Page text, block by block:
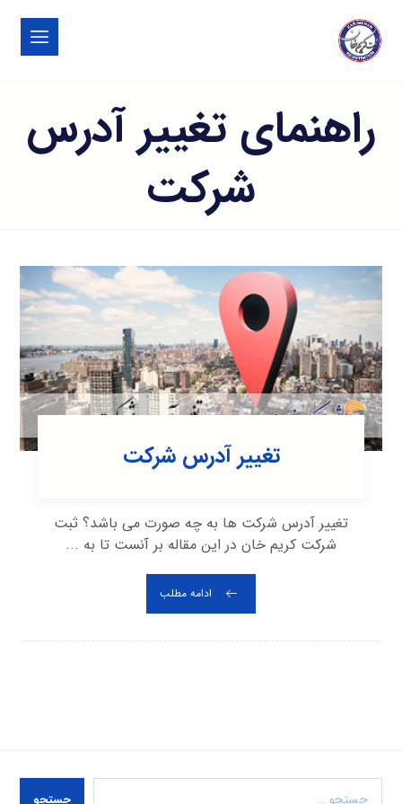
راهنمای تغییر آدرس
شرکت
تغییر آدرس شرکت
تغییر آدرس شرکت ها به چه صورت می باشد؟ ثبت
شرکت کریم خان در این مقاله بر آنست تا به ...
ادامه مطلب
جستجو